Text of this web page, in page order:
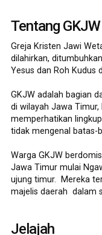
Tentang GKJW
Greja Kristen Jawi
dilahirkan,
Yesus dan Roh Kudus
GKJW adalah bagian
di wilayah Jawa
memperhatikan
tidak mengenal batas-
Warga GKJW
Jawa Timur mulai
ujung timur. Mereka
majelis daerah dalam
Jelajah